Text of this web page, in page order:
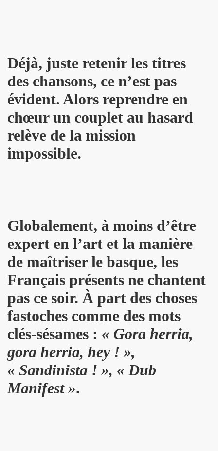
Déjà, juste retenir les titres
des chansons, ce n’est pas
évident. Alors reprendre en
chœur un couplet au hasard
relève de la mission
impossible.
Globalement, à moins d’être
expert en l’art et la manière
de maîtriser le basque, les
Français présents ne chantent
pas ce soir. À part des choses
fastoches comme des mots
clés-sésames : « Gora herria,
gora herria, hey ! »,
« Sandinista ! », « Dub
Manifest ».
chez BASTIEN DE ALMEIDA (Paris) en seance de
au CHACHA CLUB (Paris).
concert de BIJOU SVP le 14 novembre 2009 a
le 28 octobre 2009 a l'Espace 315 du CENTRE
concert d'ALEX BEAUPAIN le 17 octobre 2009 aux
28 aout 2009 aux TROIS BAUDETS a Paris.
BARDOT" le 16 mai 2009 a L'ARCHIPEL a Paris.
et JACQUES DUVALL les 18 et 19 avril 2009 aux
le 17 avril 2009 au GLOBO a PARIS.
le 11 octobre 2008.
7 octobre 2008.
MONDE" au Forum de Liege (27 septembre 2008).
2008) : photos dans les coulisses des concerts.
le 8 septembre 2008.